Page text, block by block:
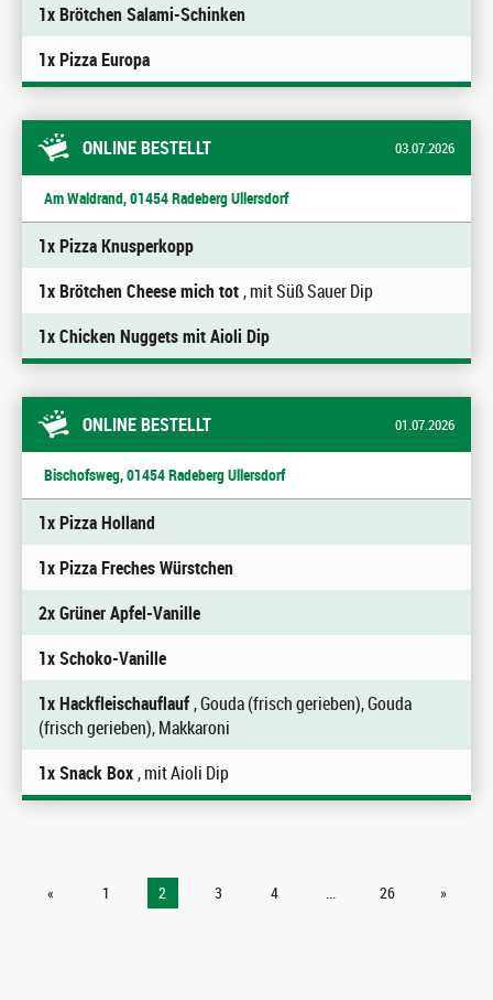
1x Brötchen Salami-Schinken
1x Pizza Europa
ONLINE BESTELLT 03.07.2026
Am Waldrand, 01454 Radeberg Ullersdorf
1x Pizza Knusperkopp
1x Brötchen Cheese mich tot, mit Süß Sauer Dip
1x Chicken Nuggets mit Aioli Dip
ONLINE BESTELLT 01.07.2026
Bischofsweg, 01454 Radeberg Ullersdorf
1x Pizza Holland
1x Pizza Freches Würstchen
2x Grüner Apfel-Vanille
1x Schoko-Vanille
1x Hackfleischauflauf, Gouda (frisch gerieben), Gouda
(frisch gerieben), Makkaroni
1x Snack Box, mit Aioli Dip
« 1 2 3 4 ... 26 »